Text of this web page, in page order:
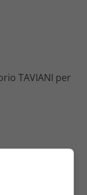
TAVIANI per